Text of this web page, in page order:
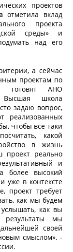
проектов
отметила вклад
проекта
среды» и
над его
а сейчас
проектам по
готовят АНО
Высшая школа
задаю вопрос,
реализованных
чтобы все-таки
какой
в жизнь
реально
и
более высокий
уже в контексте
проект требует
как мы будем
как вы
результаты мы
своей
смыслом», -